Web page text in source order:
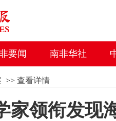
要闻 南非华社
>> 查看详情
家领衔发现